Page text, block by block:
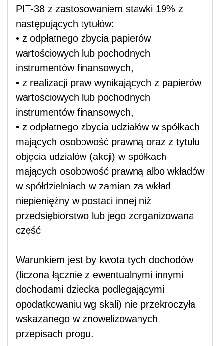
PIT-38 z zastosowaniem stawki 19% z
następujących tytułów:
• z odpłatnego zbycia papierów
wartościowych lub pochodnych
instrumentów finansowych,
• z realizacji praw wynikających z papierów
wartościowych lub pochodnych
instrumentów finansowych,
• z odpłatnego zbycia udziałów w spółkach
mających osobowość prawną oraz z tytułu
objęcia udziałów (akcji) w spółkach
mających osobowość prawną albo wkładów
w spółdzielniach w zamian za wkład
niepieniężny w postaci innej niż
przedsiębiorstwo lub jego zorganizowana
część
Warunkiem jest by kwota tych dochodów
(liczona łącznie z ewentualnymi innymi
dochodami dziecka podlegającymi
opodatkowaniu wg skali) nie przekroczyła
wskazanego w znowelizowanych
przepisach progu.